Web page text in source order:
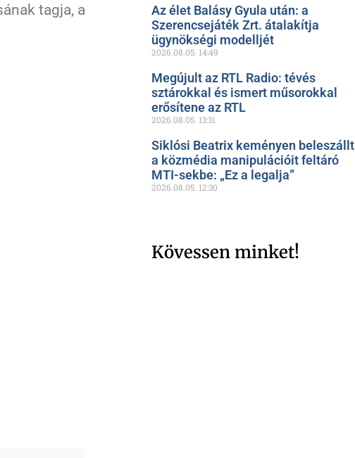
tagja, a
Az élet Balásy Gyula után: a
Szerencsejáték Zrt. átalakítja
ügynökségi modelljét
2026.08.05. 14:49
Megújult az RTL Radio: tévés
sztárokkal és ismert műsorokkal
erősítene az RTL
2026.08.05. 13:31
Siklósi Beatrix keményen beleszállt
a közmédia manipulációit feltáró
MTI-sekbe: „Ez a legalja”
2026.08.05. 12:30
Kövessen minket!